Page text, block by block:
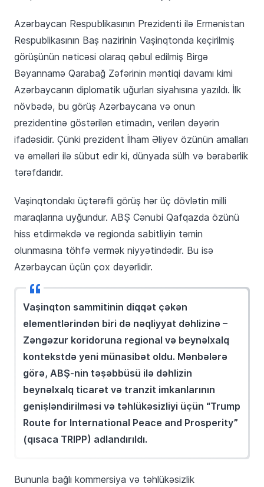
Azərbaycan Respublikasının Prezidenti ilə Ermənistan
Respublikasının Baş nazirinin Vaşinqtonda keçirilmiş
görüşünün nəticəsi olaraq qəbul edilmiş Birgə
Bəyannamə Qarabağ Zəfərinin məntiqi davamı kimi
Azərbaycanın diplomatik uğurları siyahısına yazıldı. İlk
növbədə, bu görüş Azərbaycana və onun
prezidentinə göstərilən etimadın, verilən dəyərin
ifadəsidir. Çünki prezident İlham Əliyev özünün amalları
və əməlləri ilə sübut edir ki, dünyada sülh və bərabərlik
tərəfdarıdır.
Vaşinqtondakı üçtərəfli görüş hər üç dövlətin milli
maraqlarına uyğundur. ABŞ Cənubi Qafqazda özünü
hiss etdirməkdə və regionda sabitliyin təmin
olunmasına töhfə vermək niyyətindədir. Bu isə
Azərbaycan üçün çox dəyərlidir.
Vaşinqton sammitinin diqqət çəkən
elementlərindən biri də nəqliyyat dəhlizinə –
Zəngəzur koridoruna regional və beynəlxalq
kontekstdə yeni münasibət oldu. Mənbələrə
görə, ABŞ-nin təşəbbüsü ilə dəhlizin
beynəlxalq ticarət və tranzit imkanlarının
genişləndirilməsi və təhlükəsizliyi üçün “Trump
Route for International Peace and Prosperity”
(qısaca TRIPP) adlandırıldı.
Bununla bağlı kommersiya və təhlükəsizlik